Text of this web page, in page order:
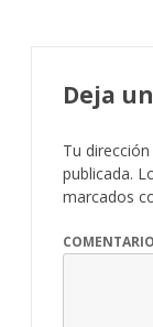
Deja
Tu
publicada.
marcados
COMENTARIO